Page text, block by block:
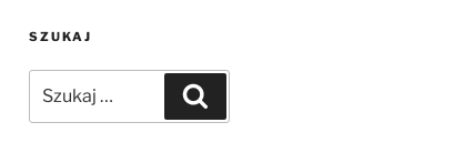
SZUKAJ